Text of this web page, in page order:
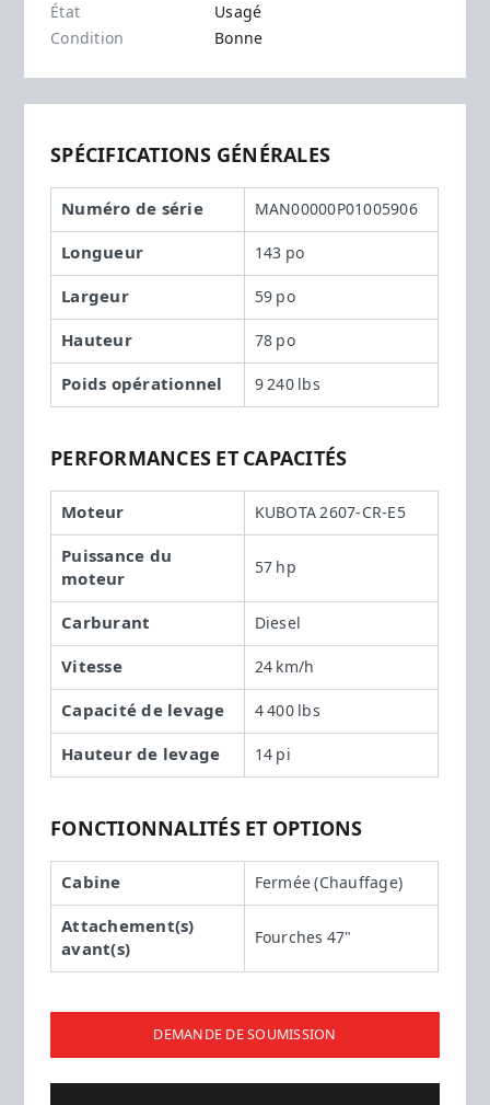
État
Usagé
Condition
Bonne
SPÉCIFICATIONS GÉNÉRALES
Numéro de série MAN00000P01005906
Longueur 143 po
Largeur 59 po
Hauteur 78 po
Poids opérationnel 9 240 lbs
PERFORMANCES ET CAPACITÉS
Moteur KUBOTA 2607-CR-E5
Puissance du
moteur
57 hp
Carburant Diesel
Vitesse 24 km/h
Capacité de levage 4 400 lbs
Hauteur de levage 14 pi
FONCTIONNALITÉS ET OPTIONS
Cabine Fermée (Chauffage)
Attachement(s)
avant(s)
Fourches 47"
DEMANDE DE SOUMISSION